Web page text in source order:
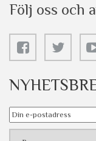
Följ oss och